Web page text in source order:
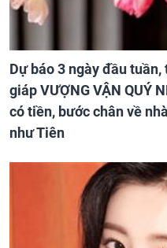
Dự báo 3 ngày đầu
giáp VƯỢNG VẬN QUÝ
có tiền, bước chân về
như Tiên